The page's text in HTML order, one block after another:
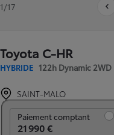
1/17
Toyota C-HR
HYBRIDE 122h Dynamic 2WD
SAINT-MALO
Paiement comptant
21 990 €